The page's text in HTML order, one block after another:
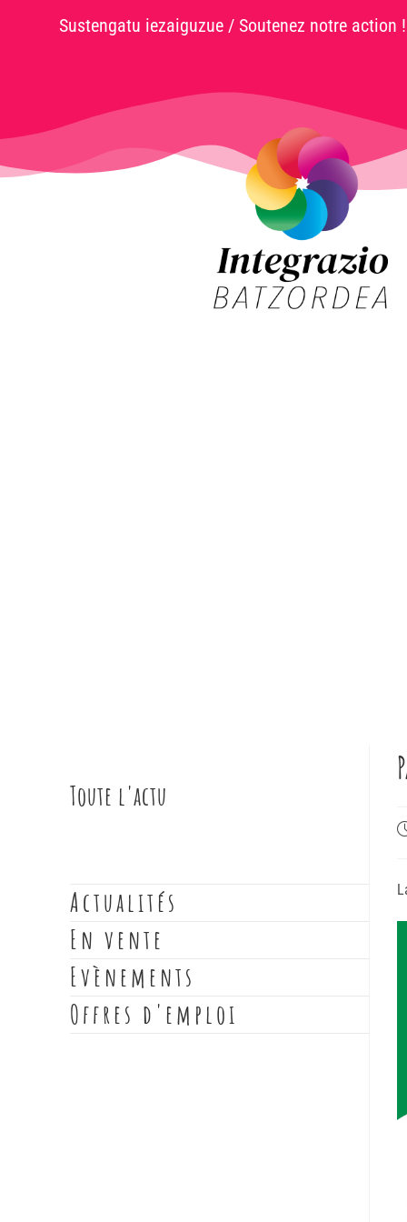
Sustengatu iezaiguzue / Soutenez notre action !
Toute l'actu
Actualités
En vente
Evènements
Offres d'emploi